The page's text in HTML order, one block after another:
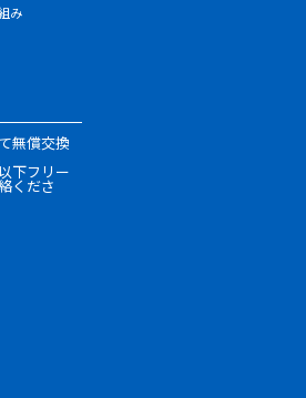
み
無償交換
下フリー
くださ